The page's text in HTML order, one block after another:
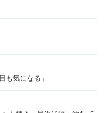
も気になる」